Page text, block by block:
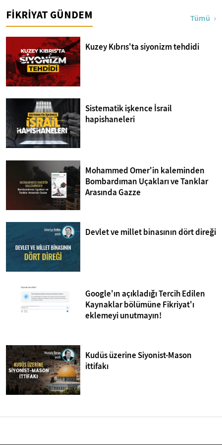
FİKRİYAT GÜNDEM Tümü
Kuzey Kıbrıs'ta siyonizm tehdidi
Sistematik işkence İsrail
hapishaneleri
Mohammed Omer'in kaleminden
Bombardıman Uçakları ve Tanklar
Arasında Gazze
Devlet ve millet binasının dört direği
Google'ın açıkladığı Tercih Edilen
Kaynaklar bölümüne Fikriyat'ı
eklemeyi unutmayın!
Kudüs üzerine Siyonist-Mason
ittifakı